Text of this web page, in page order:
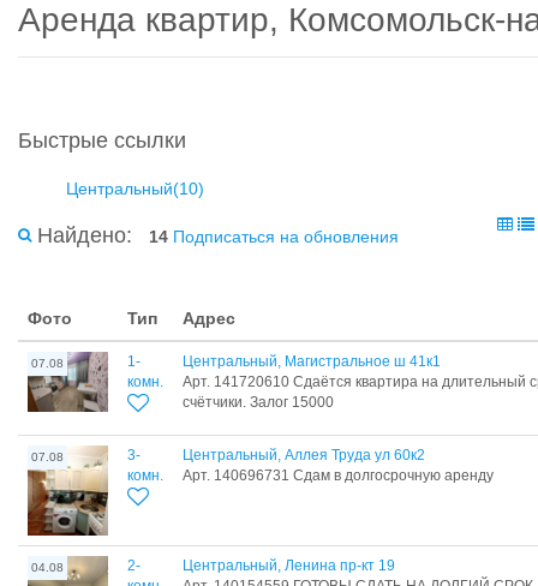
Аренда квартир, Комсомольск-
Быстрые ссылки
Центральный(10)
Найдено: 14 Подписаться на обновления
Фото Тип Адрес
07.08
1-
комн.
Центральный, Магистральное ш 41к1
Арт. 141720610 Сдаётся квартира на длительный
счётчики. Залог 15000
07.08
3-
комн.
Центральный, Аллея Труда ул 60к2
Арт. 140696731 Сдам в долгосрочную аренду
04.08
2-
Центральный, Ленина пр-кт 19